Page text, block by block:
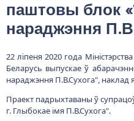
паштовы блок
нараджэння
22 ліпеня 2020 года
Беларусь выпускае ў
нараджэння П.В.Сухога", наклад
Праект падрыхтаваны ў
г. Глыбокае імя П.В.Сухога".